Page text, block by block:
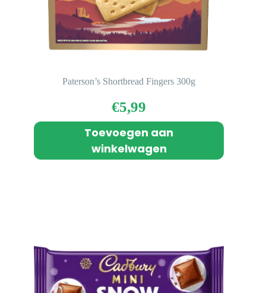
Paterson’s Shortbread Fingers 300g
€5,99
Toevoegen aan
winkelwagen